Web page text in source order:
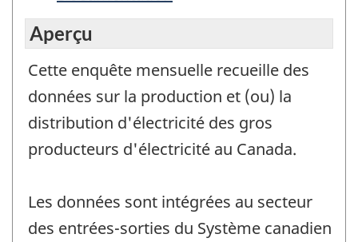
Aperçu
Cette enquête mensuelle recueille des
données sur la production et (ou) la
distribution d'électricité des gros
producteurs d'électricité au Canada.
Les données sont intégrées au secteur
des entrées-sorties du Système canadien